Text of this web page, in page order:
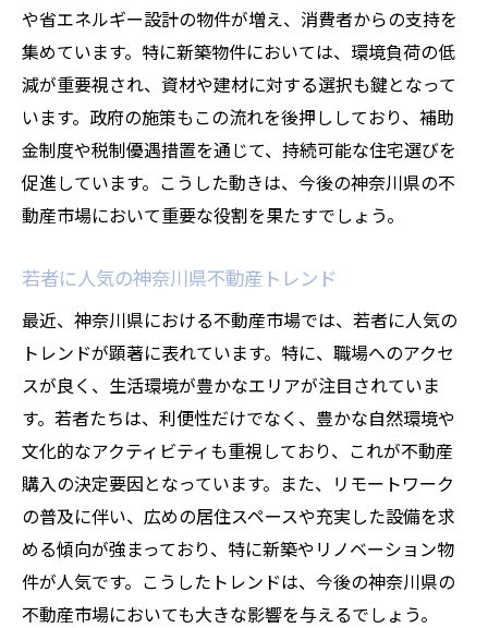
や省エネルギー設計の物件が増え、消費者からの支持を
集めています。特に新築物件においては、環境負荷の低
減が重要視され、資材や建材に対する選択も鍵となって
います。政府の施策もこの流れを後押ししており、補助
金制度や税制優遇措置を通じて、持続可能な住宅選びを
促進しています。こうした動きは、今後の神奈川県の不
動産市場において重要な役割を果たすでしょう。
若者に人気の神奈川県不動産トレンド
最近、神奈川県における不動産市場では、若者に人気の
トレンドが顕著に表れています。特に、職場へのアクセ
スが良く、生活環境が豊かなエリアが注目されていま
す。若者たちは、利便性だけでなく、豊かな自然環境や
文化的なアクティビティも重視しており、これが不動産
購入の決定要因となっています。また、リモートワーク
の普及に伴い、広めの居住スペースや充実した設備を求
める傾向が強まっており、特に新築やリノベーション物
件が人気です。こうしたトレンドは、今後の神奈川県の
不動産市場においても大きな影響を与えるでしょう。